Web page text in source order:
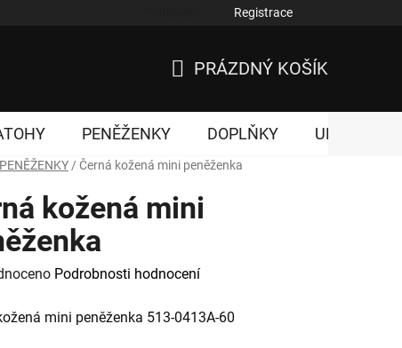
Registrace
KOŠÍK
PRÁZDNÝ KOŠÍK
PENĚŽENKY DOPLŇKY UNISEX
PENĚŽENKY / Černá kožená mini peněženka
kožená mini
Podrobnosti hodnocení
mini peněženka 513-0413A-60